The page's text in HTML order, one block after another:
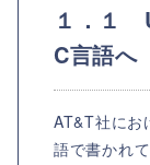
１．１
C言語へ
AT&T社にお
語で書かれて